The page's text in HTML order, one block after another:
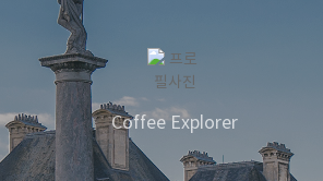
Coffee Explorer